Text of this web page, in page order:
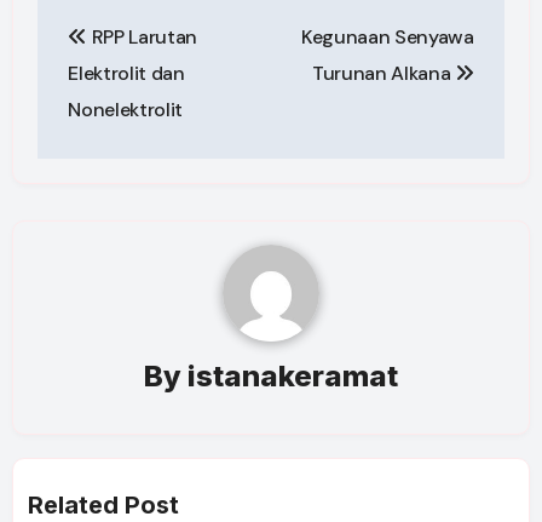
navigation
RPP Larutan
Elektrolit dan
Nonelektrolit
Kegunaan Senyawa
Turunan Alkana
By istanakeramat
Related Post